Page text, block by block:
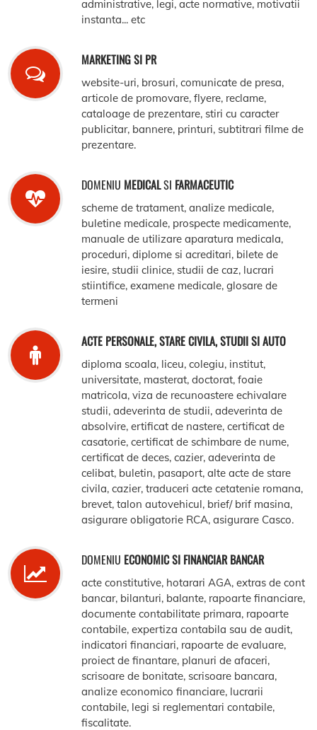
administrative, legi, acte normative, motivatii
instanta... etc
MARKETING SI PR
website-uri, brosuri, comunicate de presa,
articole de promovare, flyere, reclame,
cataloage de prezentare, stiri cu caracter
publicitar, bannere, printuri, subtitrari filme de
prezentare.
DOMENIU MEDICALSI FARMACEUTIC
scheme de tratament, analize medicale,
buletine medicale, prospecte medicamente,
manuale de utilizare aparatura medicala,
proceduri, diplome si acreditari, bilete de
iesire, studii clinice, studii de caz, lucrari
stiintifice, examene medicale, glosare de
termeni
ACTE PERSONALE, STARE CIVILA, STUDII SI AUTO
diploma scoala, liceu, colegiu, institut,
universitate, masterat, doctorat, foaie
matricola, viza de recunoastere echivalare
studii, adeverinta de studii, adeverinta de
absolvire, ertificat de nastere, certificat de
casatorie, certificat de schimbare de nume,
certificat de deces, cazier, adeverinta de
celibat, buletin, pasaport, alte acte de stare
civila, cazier, traduceri acte cetatenie romana,
brevet, talon autovehicul, brief/ brif masina,
asigurare obligatorie RCA, asigurare Casco.
DOMENIU ECONOMIC SI FINANCIAR BANCAR
acte constitutive, hotarari AGA, extras de cont
bancar, bilanturi, balante, rapoarte financiare,
documente contabilitate primara, rapoarte
contabile, expertiza contabila sau de audit,
indicatori financiari, rapoarte de evaluare,
proiect de finantare, planuri de afaceri,
scrisoare de bonitate, scrisoare bancara,
analize economico financiare, lucrarii
contabile, legi si reglementari contabile,
fiscalitate.